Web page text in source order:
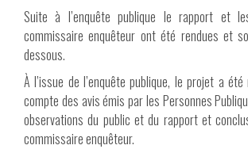
Suite à l’enquête publique le rapport et
commissaire enquêteur ont été rendues et
dessous.
À l’issue de l’enquête publique, le projet a
compte des avis émis par les Personnes
observations du public et du rapport et
commissaire enquêteur.